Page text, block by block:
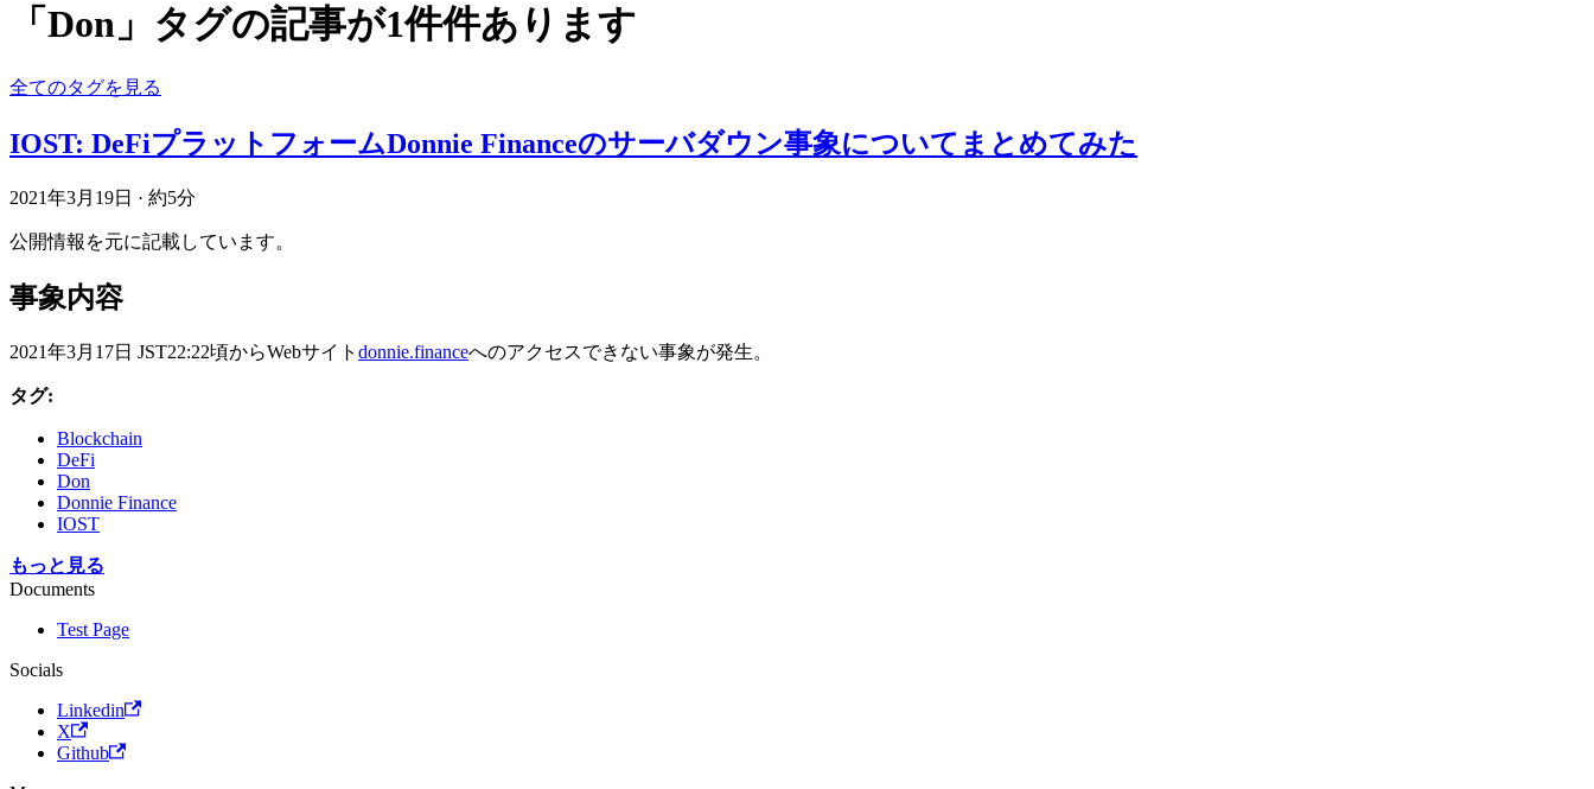
「Don」タグの記事が1件件あります
全てのタグを見る
IOST: DeFiプラットフォームDonnie Financeのサーバダウン事象についてまとめてみた
2021年3月19日 · 約5分
公開情報を元に記載しています。
事象内容
2021年3月17日 JST22:22頃からWebサイト donnie.financeへのアクセスできない事象が発生。
タグ:
Blockchain
DeFi
Don
Donnie Finance
IOST
もっと見る
Documents
Test Page
Socials
Linkedin
X
Github